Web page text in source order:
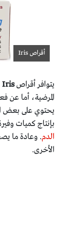
أقراص Iris
يتوافر أقراصIris
المرضية، أما عن
يحتوي على بعض
بإنتاج كميات
الدم. وعادة ما يصف
الأخرى.